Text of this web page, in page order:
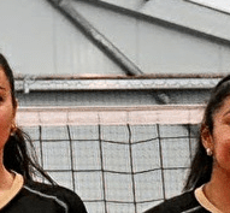
affichées